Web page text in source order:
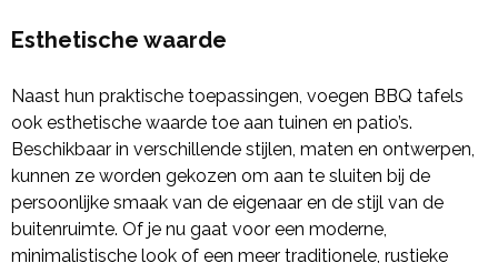
Esthetische waarde
Naast hun praktische toepassingen, voegen BBQ tafels
ook esthetische waarde toe aan tuinen en patio’s.
Beschikbaar in verschillende stijlen, maten en ontwerpen,
kunnen ze worden gekozen om aan te sluiten bij de
persoonlijke smaak van de eigenaar en de stijl van de
buitenruimte. Of je nu gaat voor een moderne,
minimalistische look of een meer traditionele, rustieke